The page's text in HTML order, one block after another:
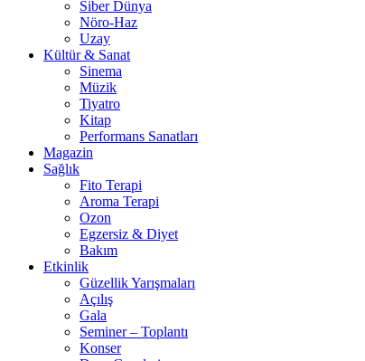
Siber Dünya
Nöro-Haz
Uzay
Kültür & Sanat
Sinema
Müzik
Tiyatro
Kitap
Performans Sanatları
Magazin
Sağlık
Fito Terapi
Aroma Terapi
Ozon
Egzersiz & Diyet
Bakım
Etkinlik
Güzellik Yarışmaları
Açılış
Gala
Seminer – Toplantı
Konser